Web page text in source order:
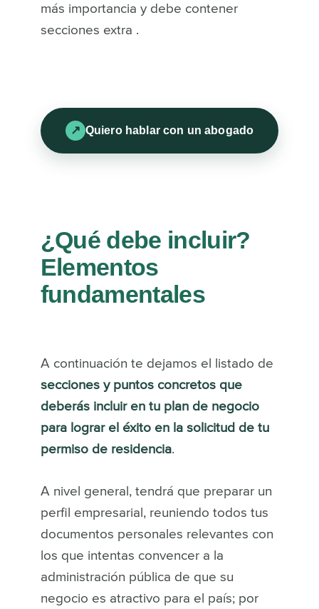
más importancia y debe contener
secciones extra .
Quiero hablar con un abogado
¿Qué debe incluir?
Elementos
fundamentales
A continuación te dejamos el listado de
secciones y puntos concretos que
deberás incluir en tu plan de negocio
para lograr el éxito en la solicitud de tu
permiso de residencia.
A nivel general, tendrá que preparar un
perfil empresarial, reuniendo todos tus
documentos personales relevantes con
los que intentas convencer a la
administración pública de que su
negocio es atractivo para el país; por